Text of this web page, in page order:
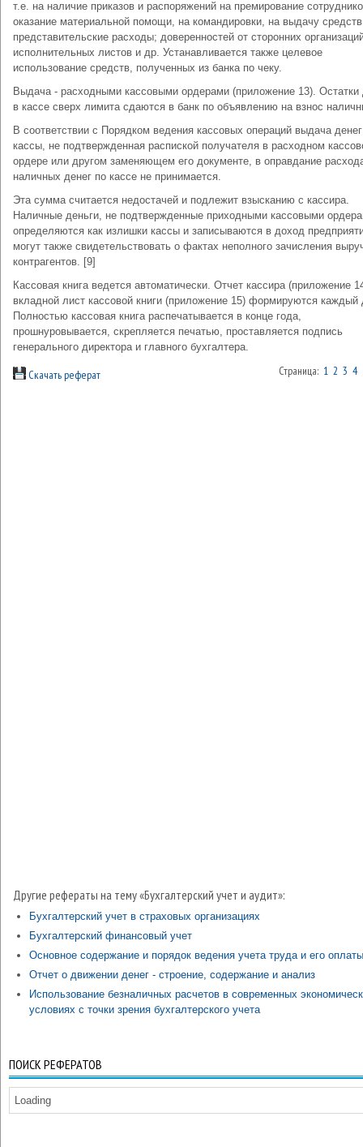
т.е. на наличие приказов и распоряжений на премирование
оказание материальной помощи, на командировки, на выдачу
представительские расходы; доверенностей от сторонних
исполнительных листов и др. Устанавливается также целевое
использование средств, полученных из банка по чеку.
Выдача - расходными кассовыми ордерами (приложение 13). Остатки
в кассе сверх лимита сдаются в банк по объявлению на взнос
В соответствии с Порядком ведения кассовых операций выдача
кассы, не подтвержденная распиской получателя в расходном
ордере или другом заменяющем его документе, в оправдание
наличных денег по кассе не принимается.
Эта сумма считается недостачей и подлежит взысканию с кассира.
Наличные деньги, не подтвержденные приходными кассовыми
определяются как излишки кассы и записываются в доход
могут также свидетельствовать о фактах неполного зачисления
контрагентов. [9]
Кассовая книга ведется автоматически. Отчет кассира (приложение
вкладной лист кассовой книги (приложение 15) формируются каждый
Полностью кассовая книга распечатывается в конце года,
прошнуровывается, скрепляется печатью, проставляется подпись
генерального директора и главного бухгалтера.
Скачать реферат Страница: 1 2 3 4
Другие рефераты на тему «Бухгалтерский учет и аудит»:
Бухгалтерский учет в страховых организациях
Бухгалтерский финансовый учет
Основное содержание и порядок ведения учета труда и его оплаты
Отчет о движении денег - строение, содержание и анализ
Использование безналичных расчетов в современных
условиях с точки зрения бухгалтерского учета
ПОИСК РЕФЕРАТОВ
Loading